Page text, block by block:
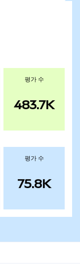
평가 수
483.7K
평가 수
75.8K